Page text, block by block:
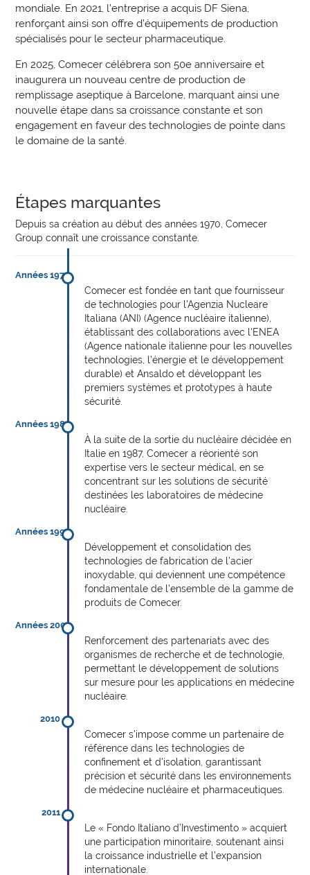
mondiale. En 2021, l’entreprise a acquis DF Siena,
renforçant ainsi son offre d’équipements de production
spécialisés pour le secteur pharmaceutique.
En 2025, Comecer célébrera son 50e anniversaire et
inaugurera un nouveau centre de production de
remplissage aseptique à Barcelone, marquant ainsi une
nouvelle étape dans sa croissance constante et son
engagement en faveur des technologies de pointe dans
le domaine de la santé.
Étapes marquantes
Depuis sa création au début des années 1970, Comecer
Group connaît une croissance constante.
Années 1970
Comecer est fondée en tant que fournisseur
de technologies pour l'Agenzia Nucleare
Italiana (ANI) (Agence nucléaire italienne),
établissant des collaborations avec l'ENEA
(Agence nationale italienne pour les nouvelles
technologies, l'énergie et le développement
durable) et Ansaldo et développant les
premiers systèmes et prototypes à haute
sécurité.
Années 1980
À la suite de la sortie du nucléaire décidée en
Italie en 1987, Comecer a réorienté son
expertise vers le secteur médical, en se
concentrant sur les solutions de sécurité
destinées les laboratoires de médecine
nucléaire.
Années 1990
Développement et consolidation des
technologies de fabrication de l'acier
inoxydable, qui deviennent une compétence
fondamentale de l'ensemble de la gamme de
produits de Comecer.
Années 2000
Renforcement des partenariats avec des
organismes de recherche et de technologie,
permettant le développement de solutions
sur mesure pour les applications en médecine
nucléaire.
2010
Comecer s'impose comme un partenaire de
référence dans les technologies de
confinement et d'isolation, garantissant
précision et sécurité dans les environnements
de médecine nucléaire et pharmaceutiques.
2011
Le « Fondo Italiano d’Investimento » acquiert
une participation minoritaire, soutenant ainsi
la croissance industrielle et l’expansion
internationale.